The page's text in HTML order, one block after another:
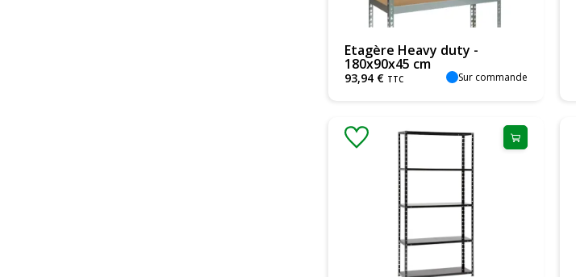
Etagère Heavy duty -
180x90x45 cm
93,94 € TTC Sur commande